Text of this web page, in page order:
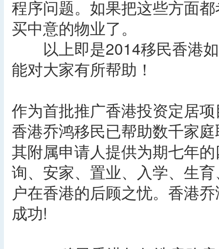
程序问题。如果把这些方面
买中意的物业了。
以上即是2014移民香港如
能对大家有所帮助！
作为首批推广香港投资定居
香港乔鸿移民已帮助数千家
其附属申请人提供为期七年
询、安家、置业、入学、生
户在香港的后顾之忧。香港
成功!